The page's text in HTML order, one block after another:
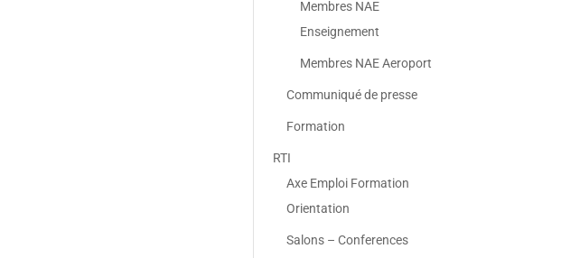
Membres NAE
Enseignement
Membres NAE Aeroport
Communiqué de presse
Formation
RTI
Axe Emploi Formation
Orientation
Salons – Conferences